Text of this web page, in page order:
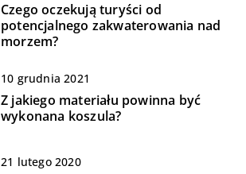
Czego oczekują turyści od
potencjalnego zakwaterowania nad
morzem?
10 grudnia 2021
Z jakiego materiału powinna być
wykonana koszula?
21 lutego 2020